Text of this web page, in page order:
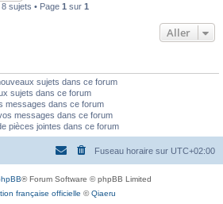
8 sujets • Page 1 sur 1
Aller
sujets dans ce forum
sujets dans ce forum
messages dans ce forum
messages dans ce forum
pièces jointes dans ce forum
Fuseau horaire sur UTC+02:00
® Forum Software © phpBB Limited
française officielle ©Qiaeru